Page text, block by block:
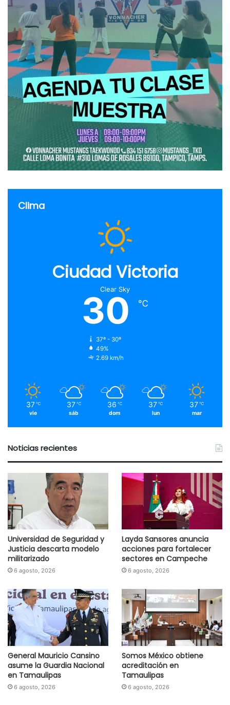
Clima
Ciudad Victoria
Clear Sky
30 ℃
37º - 30º
49%
2.69 km/h
37 ℃
vie
37 ℃
sáb
36 ℃
dom
37 ℃
lun
37 ℃
mar
Noticias recientes
Universidad de Seguridad y
Justicia descarta modelo
militarizado
6 agosto, 2026
Layda Sansores anuncia
acciones para fortalecer
sectores en Campeche
6 agosto, 2026
General Mauricio Cansino
asume la Guardia Nacional
en Tamaulipas
6 agosto, 2026
Somos México obtiene
acreditación en
Tamaulipas
6 agosto, 2026